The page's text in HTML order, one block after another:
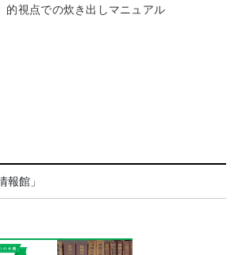
的視点での炊き出しマニュアル
報館」